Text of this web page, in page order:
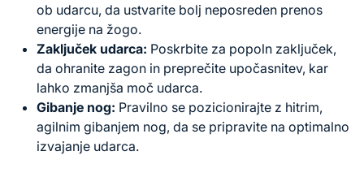
ob udarcu, da ustvarite bolj neposreden prenos
energije na žogo.
Zaključek udarca: Poskrbite za popoln zaključek,
da ohranite zagon in preprečite upočasnitev, kar
lahko zmanjša moč udarca.
Gibanje nog: Pravilno se pozicionirajte z hitrim,
agilnim gibanjem nog, da se pripravite na optimalno
izvajanje udarca.